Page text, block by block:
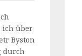
ich über
Byston
durch